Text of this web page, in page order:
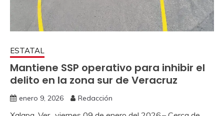
ESTATAL
Mantiene SSP operativo para inhibir el
delito en la zona sur de Veracruz
enero 9, 2026 Redacción